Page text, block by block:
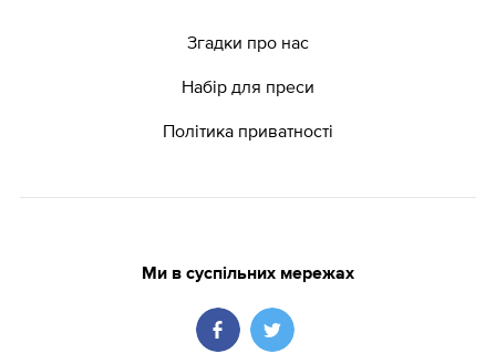
Згадки про нас
Набір для преси
Політика приватності
Ми в суспільних мережах